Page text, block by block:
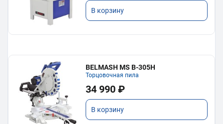
В корзину
BELMASH MS B-305H
Торцовочная пила
34 990 ₽
В корзину